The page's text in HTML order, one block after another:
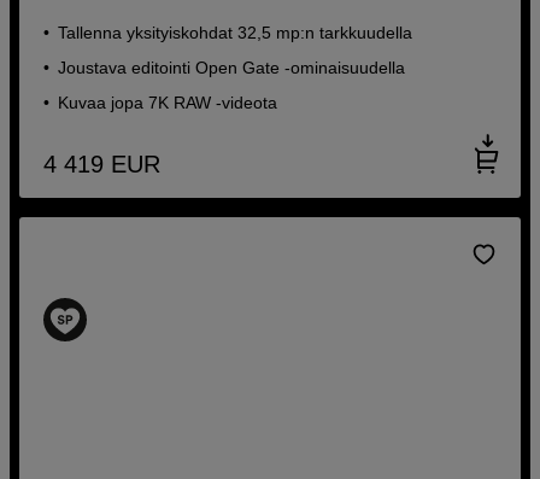
Tallenna yksityiskohdat 32,5 mp:n tarkkuudella
Joustava editointi Open Gate -ominaisuudella
Kuvaa jopa 7K RAW -videota
4 419 EUR